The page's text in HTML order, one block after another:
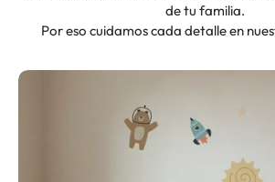
de tu familia.
Por eso cuidamos cada detalle en